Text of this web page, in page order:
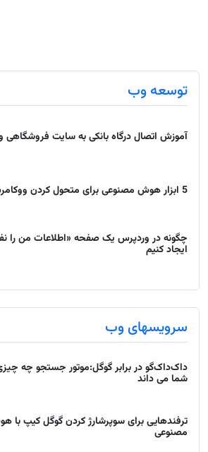
توسعه وب
آموزش اتصال درگاه بانکی به سایت فروشگاهی
5 ابزار هوش مصنوعی برای متحول کردن ووکامرس
چگونه در وردپرس یک صفحه «اطلاعات من را
ایجاد کنیم
سرویسهای وب
داک‌داک‌گو در برابر گوگل:موتور جستجو چه
شما می داند
ترفندهایی برای سوپرشارژ کردن گوگل کیپ با
مصنوعی